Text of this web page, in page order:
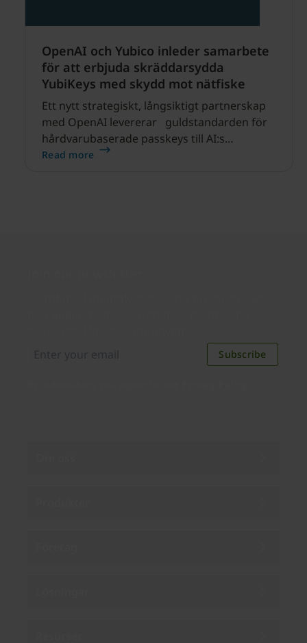
OpenAI och Yubico inleder samarbete
för att erbjuda skräddarsydda
YubiKeys med skydd mot nätfiske
Ett nytt strategiskt, långsiktigt partnerskap
med OpenAI levererar guldstandarden för
hårdvarubaserade passkeys till AI:s
ekosystem SANTA CLARA, KALIFORNIEN och
Read more
Subscribe